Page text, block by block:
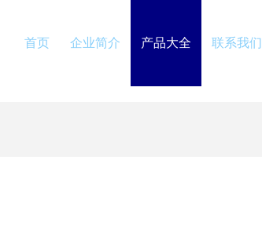
首页 企业简介 产品大全 联系我们